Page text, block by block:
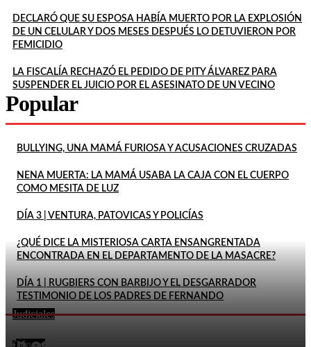
DECLARÓ QUE SU ESPOSA HABÍA MUERTO POR LA EXPLOSIÓN
DE UN CELULAR Y DOS MESES DESPUÉS LO DETUVIERON POR
FEMICIDIO
LA FISCALÍA RECHAZÓ EL PEDIDO DE PITY ÁLVAREZ PARA
SUSPENDER EL JUICIO POR EL ASESINATO DE UN VECINO
Popular
BULLYING, UNA MAMÁ FURIOSA Y ACUSACIONES CRUZADAS
NENA MUERTA: LA MAMÁ USABA LA CAJA CON EL CUERPO
COMO MESITA DE LUZ
DÍA 3 | VENTURA, PATOVICAS Y POLICÍAS
¿QUÉ DICE LA MISTERIOSA CARTA ENSANGRENTADA
ENCONTRADA EN EL DEPARTAMENTO DE LA MASACRE?
DÍA 1 | RUGBIERS CON BARBIJO Y EL DESGARRADOR
TESTIMONIO DE LOS PADRES DE FERNANDO
Judiciales
INQUILINOS DE BARRELIER
Género